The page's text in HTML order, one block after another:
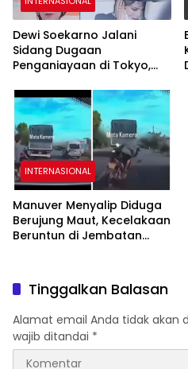
Dewi Soekarno Jalani
Sidang Dugaan
Penganiayaan di Tokyo,
Emosi
INTERNASIONAL
Manuver Menyalip Diduga
Berujung Maut, Kecelakaan
Beruntun di Jembatan
Tinggalkan Balasan
Alamat email Anda tidak akan
wajib ditandai *